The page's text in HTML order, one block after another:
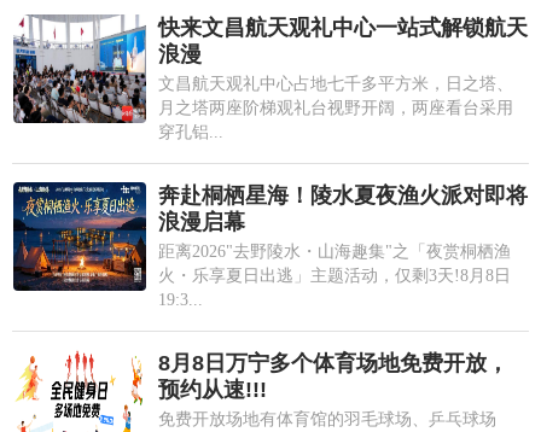
快来文昌航天观礼中心一站式解锁航天
浪漫
文昌航天观礼中心占地七千多平方米，日之塔、
月之塔两座阶梯观礼台视野开阔，两座看台采用
穿孔铝...
奔赴桐栖星海！陵水夏夜渔火派对即将
浪漫启幕
距离2026"去野陵水・山海趣集"之「夜赏桐栖渔
火・乐享夏日出逃」主题活动，仅剩3天!8月8日
19:3...
8月8日万宁多个体育场地免费开放，
预约从速!!!
免费开放场地有体育馆的羽毛球场、乒乓球场